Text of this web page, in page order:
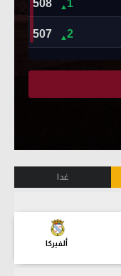
غدا
ألفيركا